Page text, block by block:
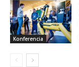
Konferencia